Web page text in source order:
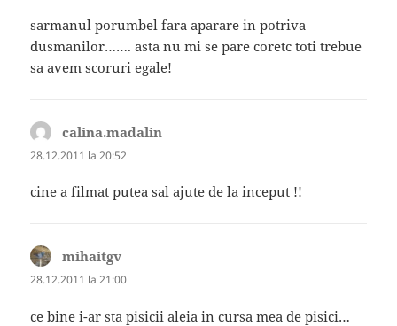
sarmanul porumbel fara aparare in potriva
dusmanilor……. asta nu mi se pare coretc toti trebue
sa avem scoruri egale!
calina.madalin
28.12.2011 la 20:52
cine a filmat putea sal ajute de la inceput !!
mihaitgv
28.12.2011 la 21:00
ce bine i-ar sta pisicii aleia in cursa mea de pisici…